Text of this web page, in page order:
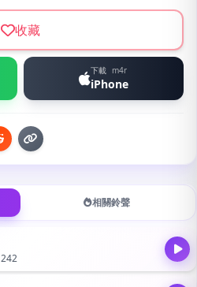
收藏
下載 m4r
iPhone
相關鈴聲
242